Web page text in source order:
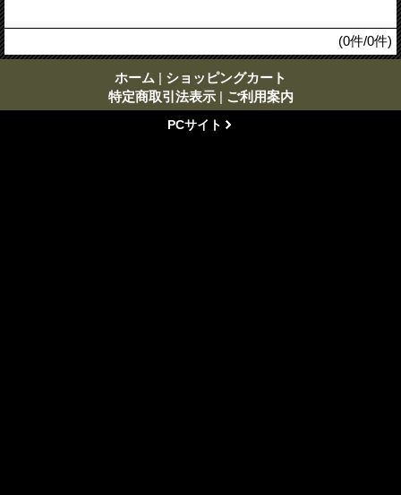
(0件/0件)
ホーム | ショッピングカート
特定商取引法表示 | ご利用案内
PCサイト